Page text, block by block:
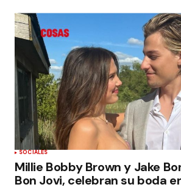
SOCIALES
Millie Bobby Brown y Jake
Bon Jovi, celebran su boda